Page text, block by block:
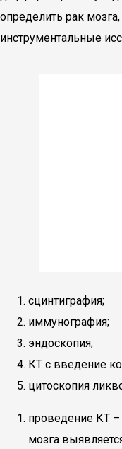
определить рак
инструментальные
сцинтиграфия;
иммунография;
эндоскопия;
КТ с введение
цитоскопия
проведение КТ –
мозга